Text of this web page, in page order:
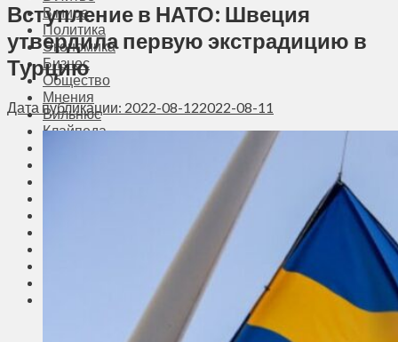
В мире
Политика
Экономика
Бизнес
Общество
Мнения
Вильнюс
Клайпеда
Фоторепортаж
Вступление в НАТО: Швеция
утвердила первую экстрадицию в
Турцию
Дата публикации: 2022-08-122022-08-11